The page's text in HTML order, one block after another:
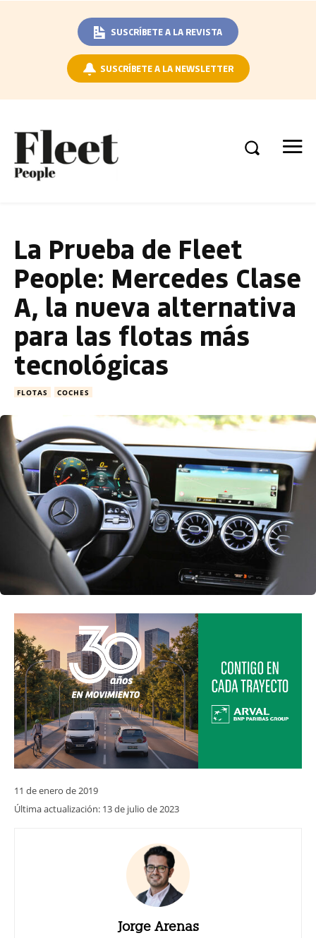
SUSCRÍBETE A LA REVISTA
SUSCRÍBETE A LA NEWSLETTER
La Prueba de Fleet
People: Mercedes Clase
A, la nueva alternativa
para las flotas más
tecnológicas
FLOTAS COCHES
11 de enero de 2019
Última actualización: 13 de julio de 2023
Jorge Arenas